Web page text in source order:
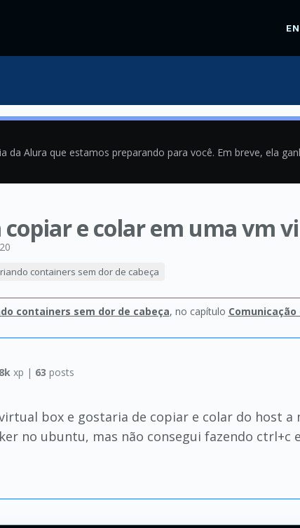
da Alura que estamos preparando para você. Em breve, ela
copiar e colar em uma vm
containers sem dor de cabeça
containers sem dor de cabeça, no capítulo
xp | 63 posts
box e gostaria de copiar e colar do host a
no ubuntu, mas não consegui fazendo ctrl+c